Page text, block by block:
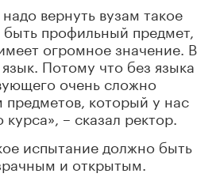
вернуть вузам такое
профильный предмет,
огромное значение. В
Потому что без языка
очень сложно
предметов, который у нас
– сказал ректор.
испытание должно быть
и открытым.